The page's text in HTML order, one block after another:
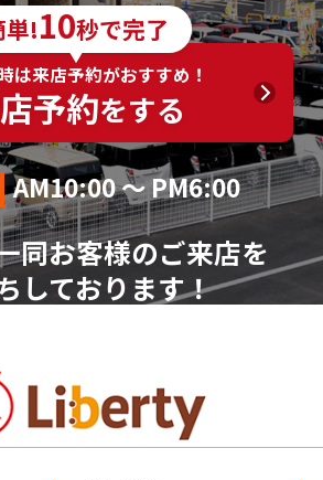
単!10秒で完了
は来店予約がおすすめ！
予約をする
AM10:00 ～ PM6:00
同お客様のご来店を
しております！